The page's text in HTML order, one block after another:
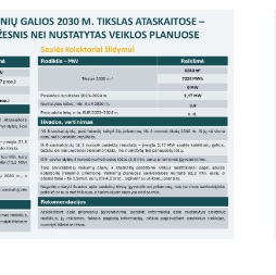
ir viešinimo darbai
įrankiai
interesus atitinkančių
atnaujinimas